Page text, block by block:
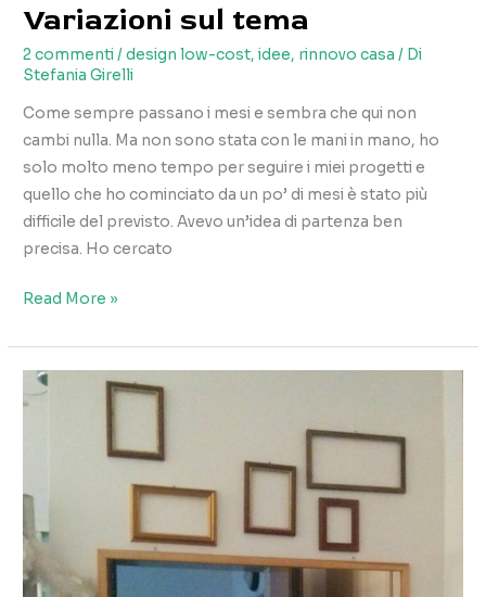
Variazioni sul tema
2 commenti/design low-cost,idee, rinnovo casa / Di
Stefania Girelli
Come sempre passano i mesi e sembra che qui non
cambi nulla. Ma non sono stata con le mani in mano, ho
solo molto meno tempo per seguire i miei progetti e
quello che ho cominciato da un po’ di mesi è stato più
difficile del previsto. Avevo un’idea di partenza ben
precisa. Ho cercato
Variazioni
tema
Read More »